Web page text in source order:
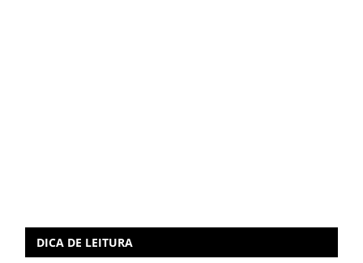
DICA DE LEITURA